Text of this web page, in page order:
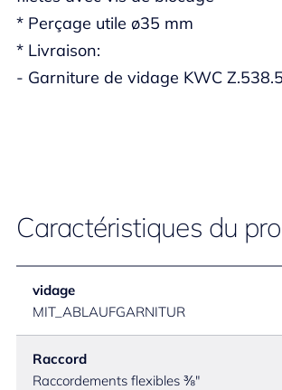
* Perçage utile ø35 mm
* Livraison:
- Garniture de vidage KWC
Caractéristiques du
vidage
MIT_ABLAUFGARNITUR
Raccord
Raccordements flexibles ⅜"